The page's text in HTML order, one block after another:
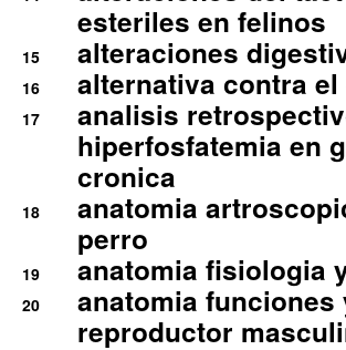
esteriles en felinos
15 alteraciones
16 alternativa contra
17
analisis
hiperfosfatemia en
cronica
18
anatomia
perro
19 anatomia fisiologia
20
anatomia
reproductor